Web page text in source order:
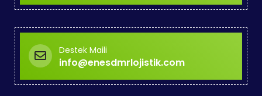
Destek Maili
info@enesdmrlojistik.com